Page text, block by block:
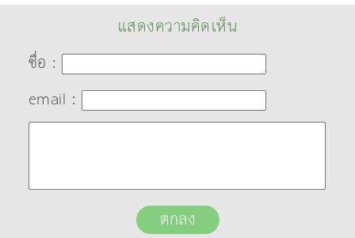
แสดงความคิดเห็น
ชื่อ :
email :